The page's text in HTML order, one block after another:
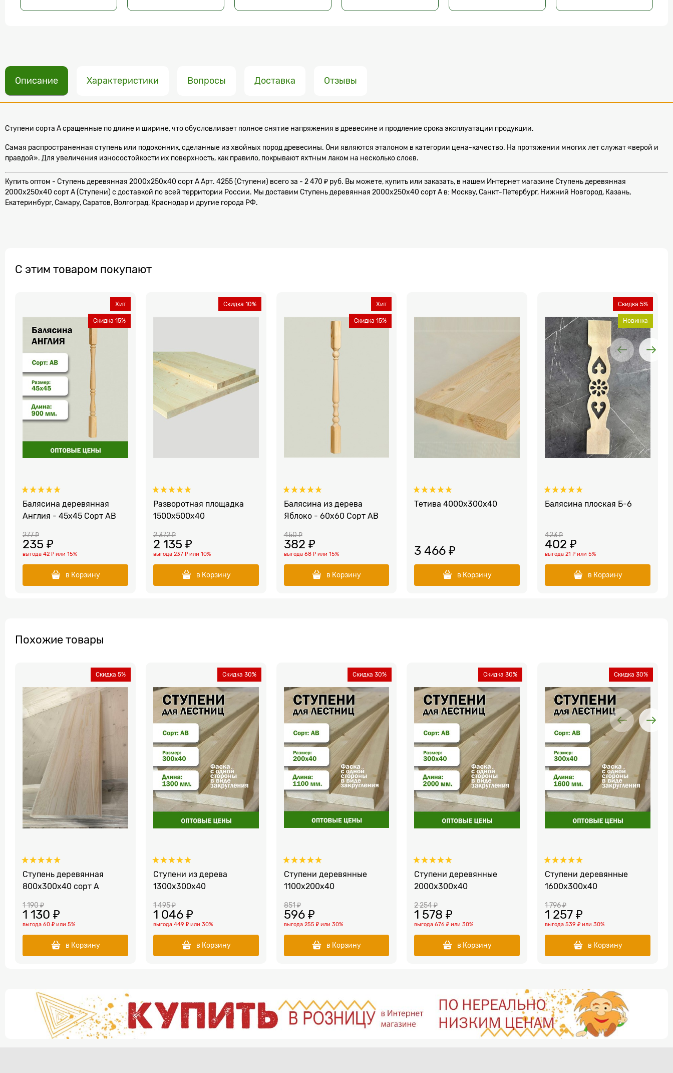
Описание Характеристики Вопросы Доставка Отзывы
Ступени сорта А сращенные по длине и ширине, что обусловливает полное снятие напряжения в древесине и продление срока эксплуатации продукции.
Самая распространенная ступень или подоконник, сделанные из хвойных пород древесины. Они являются эталоном в категории цена-качество. На протяжении многих лет служат «верой и
правдой». Для увеличения износостойкости их поверхность, как правило, покрывают яхтным лаком на несколько слоев.
Купить оптом - Ступень деревянная 2000x250x40 сорт А Арт. 4255 (Ступени) всего за - 2 470 ₽ руб. Вы можете, купить или заказать, в нашем Интернет магазине Ступень деревянная
2000x250x40 сорт А (Ступени) с доставкой по всей территории России. Мы доставим Ступень деревянная 2000x250x40 сорт А в: Москву, Санкт-Петербург, Нижний Новгород, Казань,
Екатеринбург, Самару, Саратов, Волгоград, Краснодар и другие города РФ.
С этим товаром покупают
Балясина деревянная
Англия - 45x45 Сорт AB
Хит
Скидка 15%
277 ₽
235 ₽
выгода 42 ₽ или 15%
в Корзину
Разворотная площадка
1500х500х40
Скидка 10%
2 372 ₽
2 135 ₽
выгода 237 ₽или 10%
в Корзину
Балясина из дерева
Яблоко - 60x60 Сорт AB
Хит
Скидка 15%
450 ₽
382 ₽
выгода 68 ₽или 15%
в Корзину
Тетива 4000x300x40
3 466 ₽
в Корзину
Балясина плоская Б-6
Скидка 5%
Новинка
423 ₽
402 ₽
выгода21 ₽ или5%
в Корзину
Похожие товары
Ступень деревянная
800x300x40 сорт А
Скидка 5%
1 190 ₽
1 130 ₽
выгода 60 ₽ или 5%
в Корзину
Ступени из дерева
1300x300x40
Скидка 30%
1 495 ₽
1 046 ₽
выгода 449 ₽или 30%
в Корзину
Ступени деревянные
1100x200x40
Скидка 30%
851 ₽
596 ₽
выгода 255 ₽или 30%
в Корзину
Ступени деревянные
2000x300x40
Скидка 30%
2 254 ₽
1 578 ₽
выгода676 ₽ или30%
в Корзину
Ступени деревянные
1600x300x40
Скидка 30%
1 796 ₽
1 257 ₽
выгода539 ₽ или30%
в Корзину